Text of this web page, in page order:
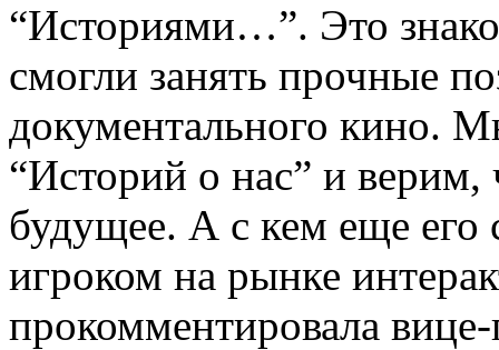
“Историями…”. Это
смогли занять прочные
документального кино.
“Историй о нас” и верим,
будущее. А с кем еще его
игроком на рынке
прокомментировала